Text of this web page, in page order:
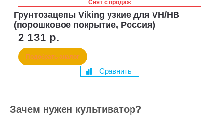
Снят с продаж
Грунтозацепы Viking узкие для VH/HB
(порошковое покрытие, Россия)
2 131 р.
Подобрать аналог
Сравнить
Зачем нужен культиватор?